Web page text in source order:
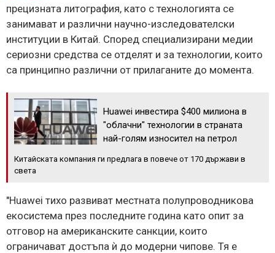
прецизната литография, като с технологията се
занимават и различни научно-изследователски
институции в Китай. Според специализирани медии
сериозни средства се отделят и за технологии, които
са принципно различни от прилаганите до момента.
Huawei инвестира $400 милиона в
"облачни" технологии в страната
най-голям износител на петрол
Китайската компания ги предлага в повече от 170 държави в
света
"Huawei тихо развиват местната полупроводникова
екосистема през последните година като опит за
отговор на американските санкции, които
ограничават достъпа ѝ до модерни чипове. Тя е